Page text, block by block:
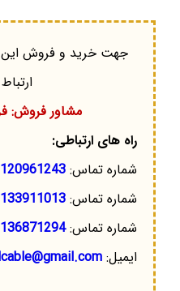
جهت خرید و فروش این
مشاور فروش:
راه های ارتباطی:
شماره تماس:
شماره تماس:
شماره تماس:
ایمیل: